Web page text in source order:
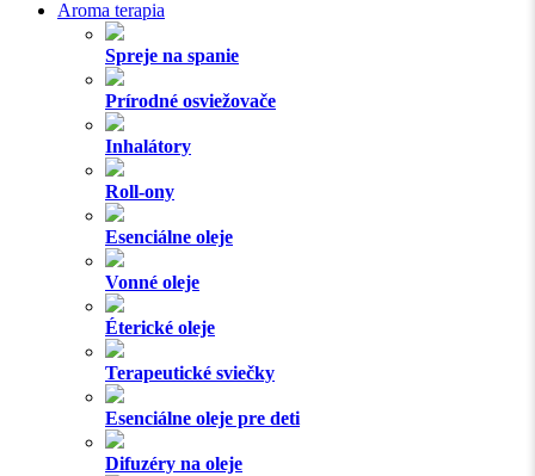
Aroma terapia
Spreje na spanie
Prírodné osviežovače
Inhalátory
Roll-ony
Esenciálne oleje
Vonné oleje
Éterické oleje
Terapeutické sviečky
Esenciálne oleje pre deti
Difuzéry na oleje